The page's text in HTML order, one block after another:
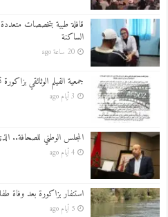
قافلة طبية بتخصصات
الساكنة
20 ساعة ago
جمعية الفيلم الوثائقي
3 أيام ago
المجلس الوطني للصحافة..
4 أيام ago
استنفار بزاكورة بعد وفاة
5 أيام ago